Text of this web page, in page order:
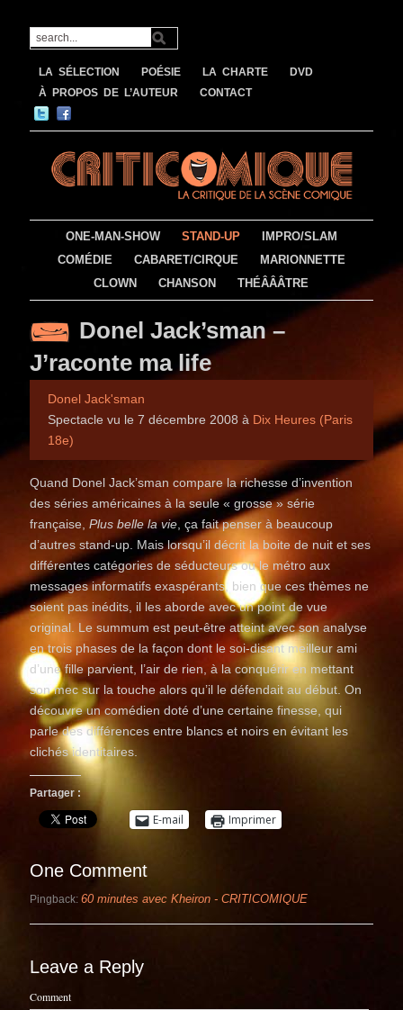
LA SÉLECTION POÉSIE LA CHARTE
DVD
À PROPOS DE L’AUTEUR
CONTACT
ONE-MAN-SHOW STAND-UP
IMPRO/SLAM
COMÉDIE
CABARET/CIRQUE
MARIONNETTE
CLOWN
CHANSON THÉÂÂÂTRE
Donel Jack’sman –
J’raconte ma life
Donel Jack'sman
Spectacle vu le 7 décembre 2008 à Dix Heures (Paris
18e)
Quand Donel Jack’sman compare la richesse d’invention
des séries américaines à la seule « grosse » série
française,Plus belle la vie, ça fait penser à beaucoup
d’autres stand-up. Mais lorsqu’il décrit la boite de nuit et ses
différentes catégories de séducteurs ou le métro aux
messages informatifs exaspérants, bien que ces thèmes ne
soient pas inédits, il les aborde avec un point de vue
original. Le summum est peut-être atteint avec son analyse
en trois phases de la façon dont le soi-disant meilleur ami
d’une fille parvient, l’air de rien, à la conquérir en mettant
son mec sur la touche alors qu’il le défendait au début. On
découvre un comédien doté d’une certaine finesse, qui
parle des différences entre blancs et noirs en évitant les
clichés identitaires.
Partager :
E-mail Imprimer
One Comment
Pingback:60 minutes avec Kheiron - CRITICOMIQUE
Leave a Reply
Comment